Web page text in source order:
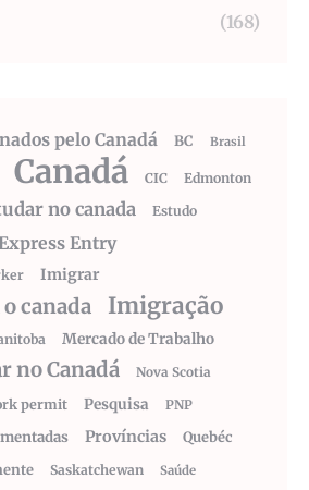
(168)
pelo Canadá BC Brasil
Canadá CIC
Edmonton
no canada Estudo
Entry
Imigrar
canada Imigração
Mercado de Trabalho
no Canadá Nova Scotia
permit Pesquisa PNP
Províncias
Quebéc
Saskatchewan Saúde